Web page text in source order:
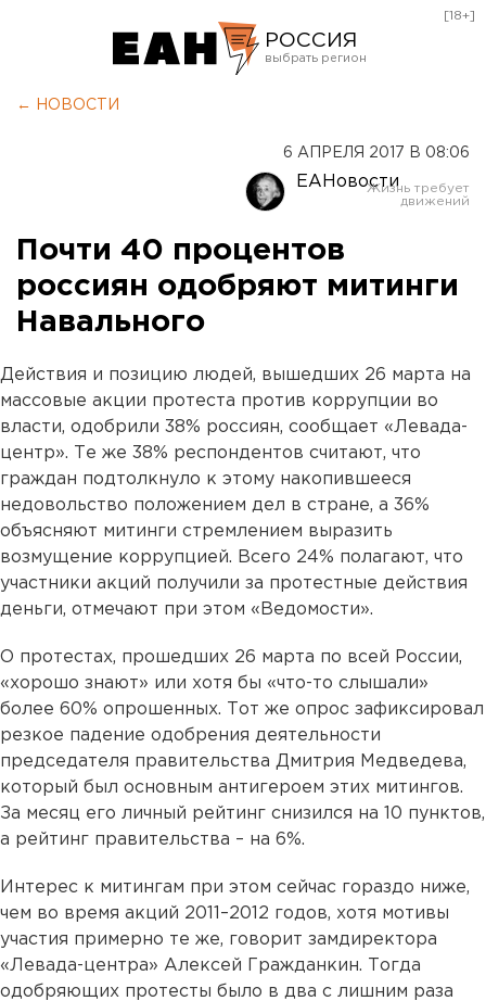
РОССИЯ
Оренбург
[18+]
← НОВОСТИ
6 АПРЕЛЯ 2017 В 08:06
ЕАНовости
Почти 40 процентов
россиян одобряют митинги
Навального
Действия и позицию людей, вышедших 26 марта на
массовые акции протеста против коррупции во
власти, одобрили 38% россиян, сообщает «Левада-
центр». Те же 38% респондентов считают, что
граждан подтолкнуло к этому накопившееся
недовольство положением дел в стране, а 36%
объясняют митинги стремлением выразить
возмущение коррупцией. Всего 24% полагают, что
участники акций получили за протестные действия
деньги, отмечают при этом «Ведомости».
О протестах, прошедших 26 марта по всей России,
«хорошо знают» или хотя бы «что-то слышали»
более 60% опрошенных. Тот же опрос зафиксировал
резкое падение одобрения деятельности
председателя правительства Дмитрия Медведева,
который был основным антигероем этих митингов.
За месяц его личный рейтинг снизился на 10 пунктов,
а рейтинг правительства – на 6%.
Интерес к митингам при этом сейчас гораздо ниже,
чем во время акций 2011–2012 годов, хотя мотивы
участия примерно те же, говорит замдиректора
«Левада-центра» Алексей Гражданкин. Тогда
одобряющих протесты было в два с лишним раза